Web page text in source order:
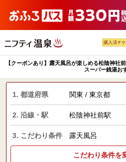
購入済チ
【クーポンあり】露天風呂が楽しめる松陰神社
スーパー銭湯お
1. 都道府県 関東 / 東京都
2. 沿線・駅 松陰神社前駅
3. こだわり条件 露天風呂
こだわり条件を